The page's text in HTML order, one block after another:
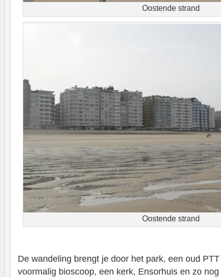
Oostende strand
Oostende strand
De wandeling brengt je door het park, een oud
voormalig bioscoop, een kerk, Ensorhuis en zo